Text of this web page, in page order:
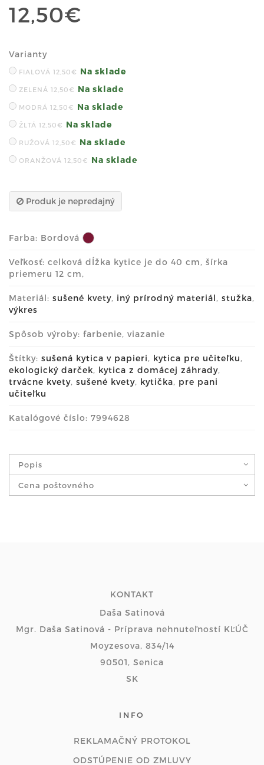
12,50€
Varianty
FIALOVÁ 12,50€ Na sklade
ZELENÁ 12,50€ Na sklade
MODRÁ 12,50€ Na sklade
ŽLTÁ 12,50€ Na sklade
RUŽOVÁ 12,50€ Na sklade
ORANŽOVÁ 12,50€ Na sklade
Produk je nepredajný
Farba: Bordová
Veľkosť: celková dĺžka kytice je do 40 cm, šírka
priemeru 12 cm,
Materiál: sušené kvety, iný prírodný materiál, stužka,
výkres
Spôsob výroby: farbenie, viazanie
Štítky: sušená kytica v papieri, kytica pre učiteľku,
ekologický darček, kytica z domácej záhrady,
trvácne kvety, sušené kvety, kytička, pre pani
učiteľku
Katalógové číslo: 7994628
Popis
Cena poštovného
KONTAKT
Daša Satinová
Mgr. Daša Satinová - Príprava nehnuteľností KĽÚČ
Moyzesova, 834/14
90501, Senica
SK
INFO
REKLAMAČNÝ PROTOKOL
ODSTÚPENIE OD ZMLUVY